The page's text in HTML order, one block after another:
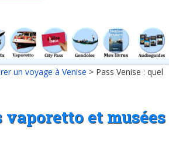
un voyage à Venise > Pass Venise : quel
vaporetto et musées